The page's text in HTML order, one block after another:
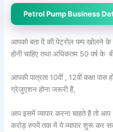
Petrol Pump Business
आपको बता दें की पेट्रोल पम्प खोलने
होनी चाहिए तथा अधिकतम 50 वर्ष के
आपकी पात्रता 10वीं , 12वीं कक्षा पास
ग्रेजुएशन होना जरूरी हैं,
आप इसमें व्यापार करना चाहते है तो
करोड़ रुपयें तक में ये व्यापार शुरू कर